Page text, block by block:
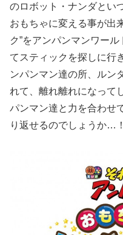
のロボット・ナンダとい
おもちゃに変える事が出
ク”をアンパンマンワー
てスティックを探しに行
ンパンマン達の所、ルン
れて、離れ離れになって
パンマン達と力を合わせ
り返せるのでしょうか…